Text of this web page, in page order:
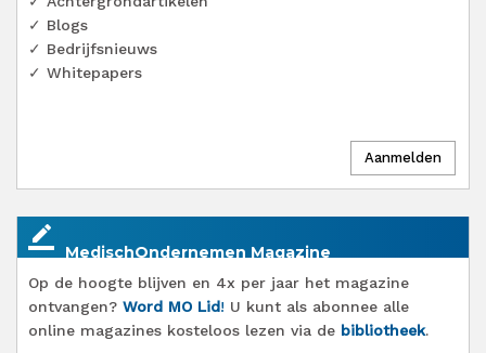
✓ Blogs
✓ Bedrijfsnieuws
✓ Whitepapers
border_color
MedischOndernemen Magazine
Op de hoogte blijven en 4x per jaar het magazine
ontvangen? Word MO Lid! U kunt als abonnee alle
online magazines kosteloos lezen via de bibliotheek.